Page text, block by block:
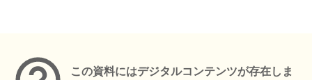
この資料にはデジタルコンテンツが存在しま